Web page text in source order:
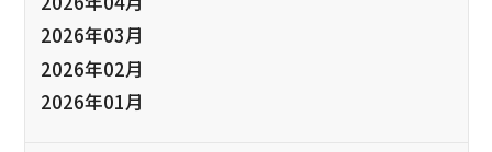
2026年03月
2026年02月
2026年01月